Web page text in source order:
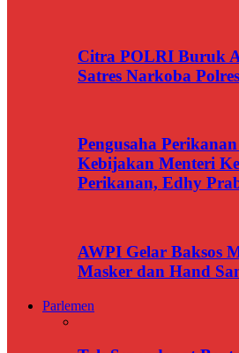
Citra POLRI Buruk
Satres Narkoba
Pengusaha
Kebijakan Menteri
Perikanan, Edhy
AWPI Gelar Baksos
Masker dan Hand
Parlemen